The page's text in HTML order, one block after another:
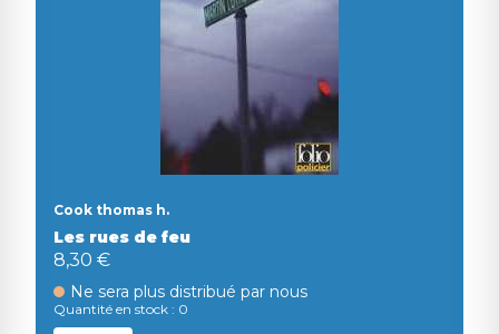
Cook thomas h.
Les rues de feu
8,30 €
Ne sera plus distribué par nous
Quantité en stock : 0